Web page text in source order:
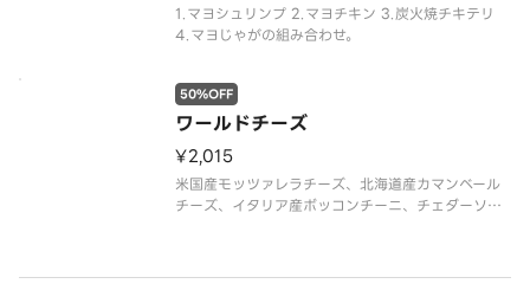
1.マヨシュリンプ 2.マヨチキン 3.炭火焼チキテリ
4.マヨじゃがの組み合わせ。
ワールドチーズ
50%OFF
¥2,015
米国産モッツァレラチーズ、北海道産カマンベール
チーズ、イタリア産ボッコンチーニ、チェダーソー